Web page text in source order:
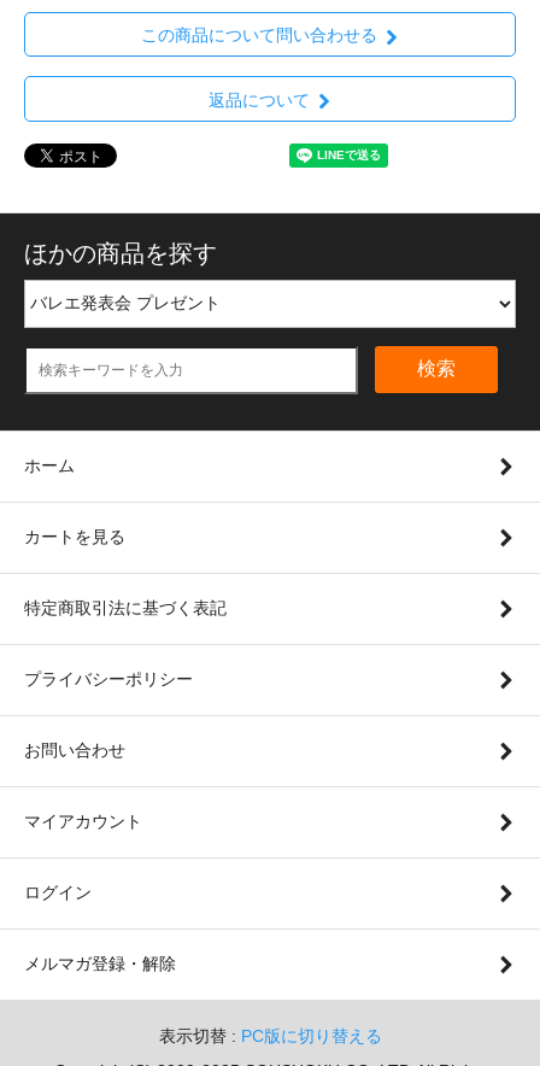
この商品について問い合わせる
返品について
ほかの商品を探す
検索
ホーム
カートを見る
特定商取引法に基づく表記
プライバシーポリシー
お問い合わせ
マイアカウント
ログイン
メルマガ登録・解除
表示切替 : PC版に切り替える